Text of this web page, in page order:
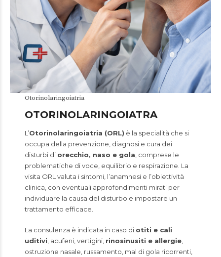
Otorinolaringoiatria
OTORINOLARINGOIATRA
L’Otorinolaringoiatria (ORL) è la specialità che si
occupa della prevenzione, diagnosi e cura dei
disturbi di orecchio, naso e gola , comprese le
problematiche di voce, equilibrio e respirazione. La
visita ORL valuta i sintomi, l’anamnesi e l’obiettività
clinica, con eventuali approfondimenti mirati per
individuare la causa del disturbo e impostare un
trattamento efficace.
La consulenza è indicata in caso di otiti e cali
uditivi , acufeni, vertigini, rinosinusiti e allergie
ostruzione nasale, russamento, mal di gola ricorrenti,